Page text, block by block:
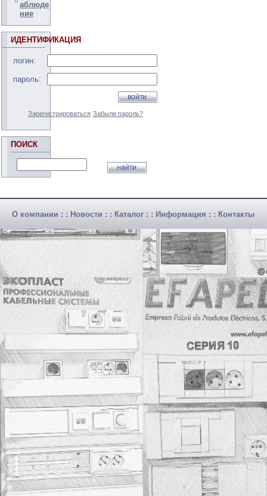
аблюде
ние
ИДЕНТИФИКАЦИЯ
логин:
пароль:
Зарегистрироваться Забыли пароль?
ПОИСК
О компании : : Новости : : Каталог : : Информация : : Контакты